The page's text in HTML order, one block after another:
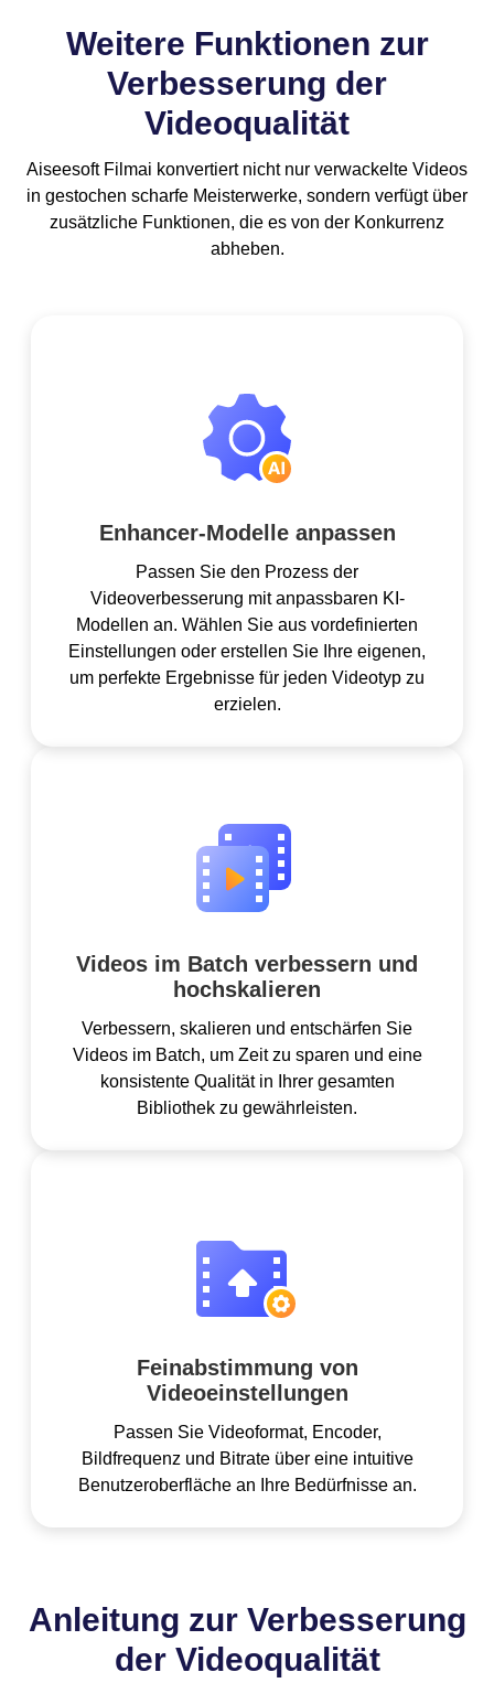
Weitere Funktionen zur
Verbesserung der
Videoqualität
Aiseesoft Filmai konvertiert nicht nur verwackelte Videos
in gestochen scharfe Meisterwerke, sondern verfügt über
zusätzliche Funktionen, die es von der Konkurrenz
abheben.
Enhancer-Modelle anpassen
Passen Sie den Prozess der
Videoverbesserung mit anpassbaren KI-
Modellen an. Wählen Sie aus vordefinierten
Einstellungen oder erstellen Sie Ihre eigenen,
um perfekte Ergebnisse für jeden Videotyp zu
erzielen.
Videos im Batch verbessern und
hochskalieren
Verbessern, skalieren und entschärfen Sie
Videos im Batch, um Zeit zu sparen und eine
konsistente Qualität in Ihrer gesamten
Bibliothek zu gewährleisten.
Feinabstimmung von
Videoeinstellungen
Passen Sie Videoformat, Encoder,
Bildfrequenz und Bitrate über eine intuitive
Benutzeroberfläche an Ihre Bedürfnisse an.
Anleitung zur Verbesserung
der Videoqualität